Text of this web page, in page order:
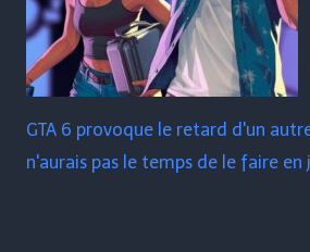
GTA 6 provoque le retard d'un
n'aurais pas le temps de le faire en